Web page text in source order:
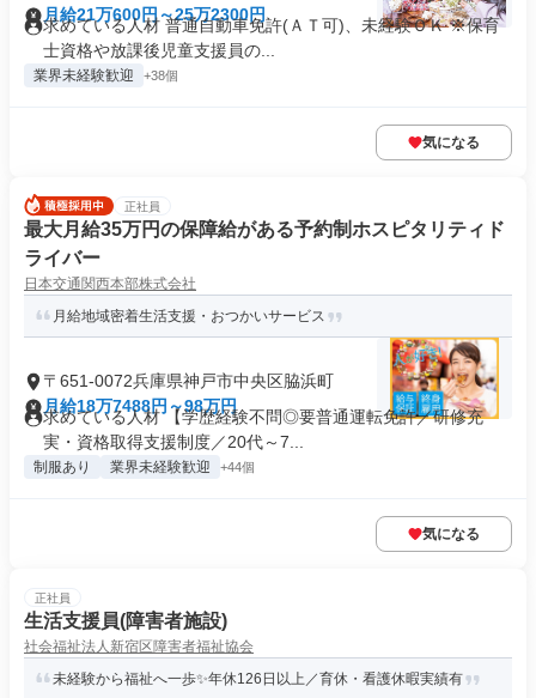
月給21万600円～25万2300円
求めている人材 普通自動車免許(ＡＴ可)、未経験ＯＫ ※保育
士資格や放課後児童支援員の...
業界未経験歓迎 +38個
気になる
正社員
最大月給35万円の保障給がある予約制ホスピタリティド
ライバー
日本交通関西本部株式会社
月給地域密着生活支援・おつかいサービス
〒651-0072兵庫県神戸市中央区脇浜町
月給18万7488円～98万円
求めている人材 【学歴経験不問◎要普通運転免許／研修充
実・資格取得支援制度／20代～7...
制服あり 業界未経験歓迎 +44個
気になる
正社員
生活支援員(障害者施設)
社会福祉法人新宿区障害者福祉協会
未経験から福祉へ一歩✨年休126日以上／育休・看護休暇実績有